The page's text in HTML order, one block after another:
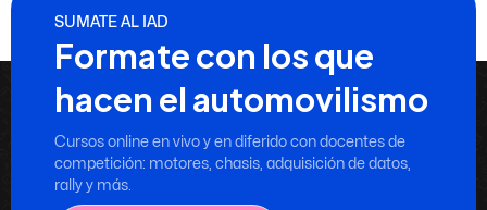
SUMATE AL IAD
Formate con los que
hacen el automovilismo
Cursos online en vivo y en diferido con docentes de
competición: motores, chasis, adquisición de datos,
rally y más.